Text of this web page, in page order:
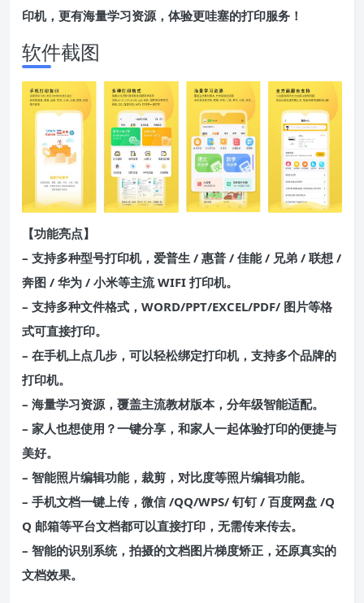
印机，更有海量学习资源，体验更哇塞的打印服务！
软件截图
【功能亮点】
– 支持多种型号打印机，爱普生 / 惠普 / 佳能 / 兄弟 / 联想 /
奔图 / 华为 / 小米等主流 WIFI 打印机。
– 支持多种文件格式，WORD/PPT/EXCEL/PDF/ 图片等格
式可直接打印。
– 在手机上点几步，可以轻松绑定打印机，支持多个品牌的
打印机。
– 海量学习资源，覆盖主流教材版本，分年级智能适配。
– 家人也想使用？一键分享，和家人一起体验打印的便捷与
美好。
– 智能照片编辑功能，裁剪，对比度等照片编辑功能。
– 手机文档一键上传，微信 /QQ/WPS/ 钉钉 / 百度网盘 /Q
Q 邮箱等平台文档都可以直接打印，无需传来传去。
– 智能的识别系统，拍摄的文档图片梯度矫正，还原真实的
文档效果。